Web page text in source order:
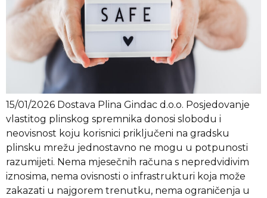
15/01/2026 Dostava Plina Gindac d.o.o. Posjedovanje
vlastitog plinskog spremnika donosi slobodu i
neovisnost koju korisnici priključeni na gradsku
plinsku mrežu jednostavno ne mogu u potpunosti
razumijeti. Nema mjesečnih računa s nepredvidivim
iznosima, nema ovisnosti o infrastrukturi koja može
zakazati u najgorem trenutku, nema ograničenja u